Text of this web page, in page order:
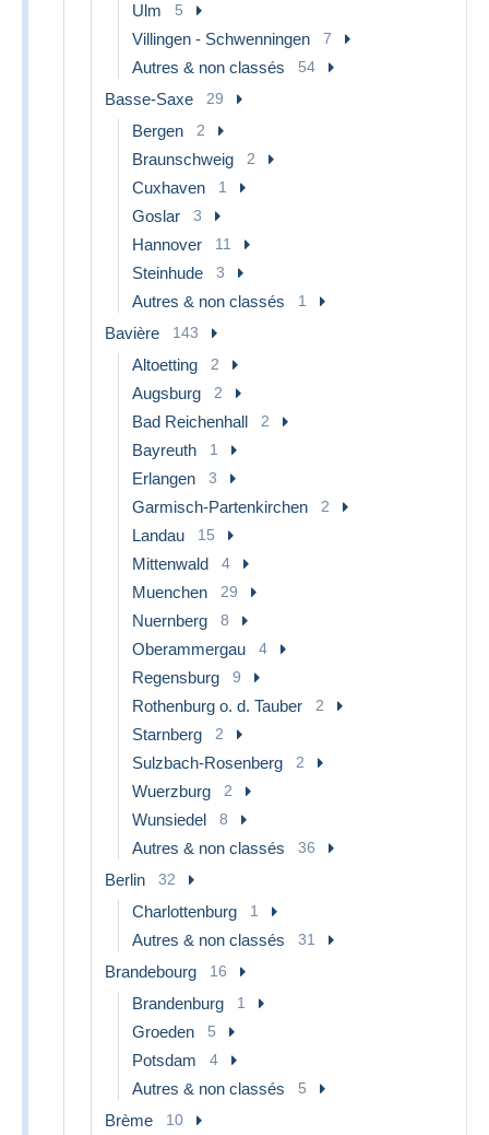
Ulm 5
Villingen - Schwenningen 7
Autres & non classés 54
Basse-Saxe 29
Bergen 2
Braunschweig 2
Cuxhaven 1
Goslar 3
Hannover 11
Steinhude 3
Autres & non classés 1
Bavière 143
Altoetting 2
Augsburg 2
Bad Reichenhall 2
Bayreuth 1
Erlangen 3
Garmisch-Partenkirchen 2
Landau 15
Mittenwald 4
Muenchen 29
Nuernberg 8
Oberammergau 4
Regensburg 9
Rothenburg o. d. Tauber 2
Starnberg 2
Sulzbach-Rosenberg 2
Wuerzburg 2
Wunsiedel 8
Autres & non classés 36
Berlin 32
Charlottenburg 1
Autres & non classés 31
Brandebourg 16
Brandenburg 1
Groeden 5
Potsdam 4
Autres & non classés 5
Brème 10